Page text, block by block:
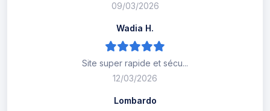
09/03/2026
Wadia H.
Site super rapide et sécu...
12/03/2026
Lombardo